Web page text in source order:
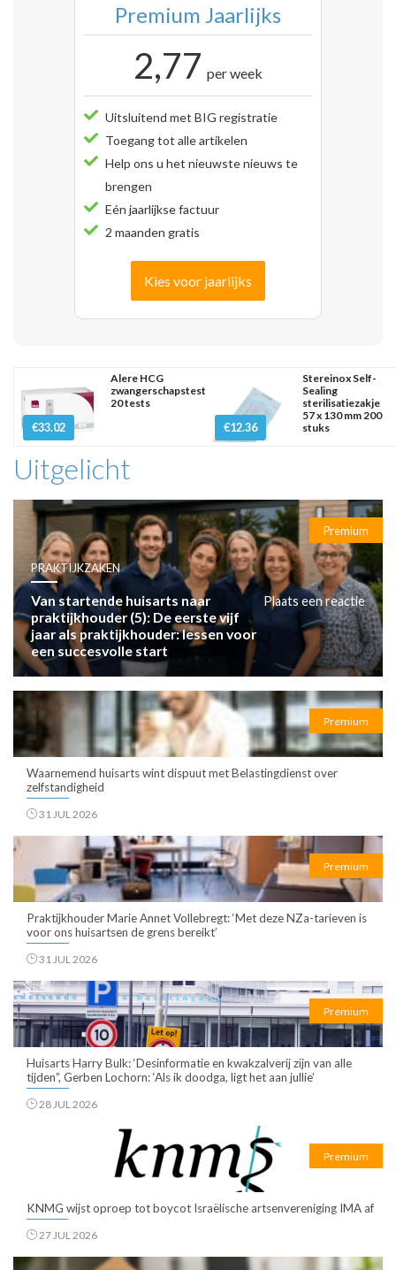
Premium Jaarlijks
2,77 per week
Uitsluitend met BIG registratie
Toegang tot alle artikelen
Help ons u het nieuwste nieuws te
brengen
Eén jaarlijkse factuur
2 maanden gratis
Kies voor jaarlijks
€33.02
Alere HCG
zwangerschapstest
20 tests
€12.36
Stereinox Self-
Sealing
sterilisatiezakje
57 x 130 mm 200
stuks
Uitgelicht
Premium
PRAKTIJKZAKEN
Van startende huisarts naar
praktijkhouder (5): De eerste vijf
jaar als praktijkhouder: lessen voor
een succesvolle start
Plaats een reactie
Premium
Waarnemend huisarts wint dispuut met Belastingdienst over
zelfstandigheid
31 JUL 2026
Premium
Praktijkhouder Marie Annet Vollebregt: ‘Met deze NZa-tarieven is
voor ons huisartsen de grens bereikt’
31 JUL 2026
Premium
Huisarts Harry Bulk: ‘Desinformatie en kwakzalverij zijn van alle
tijden”, Gerben Lochorn: ‘Als ik doodga, ligt het aan jullie’
28 JUL 2026
Premium
KNMG wijst oproep tot boycot Israëlische artsenvereniging IMA af
27 JUL 2026